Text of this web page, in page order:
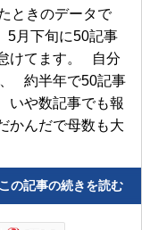
ときのデータで
5月下旬に50記事
けてます。 自分
約半年で50記事
いや数記事でも報
かんだで母数も大
この記事の続きを読